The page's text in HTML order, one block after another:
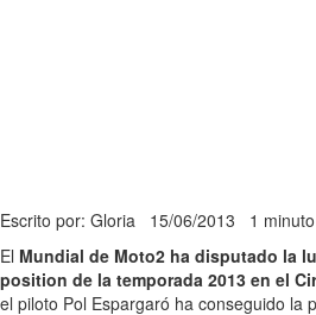
Escrito por: Gloria 15/06/2013 1 minuto
El Mundial de Moto2 ha disputado la
position de la temporada 2013 en el
el piloto Pol Espargaró ha conseguido la